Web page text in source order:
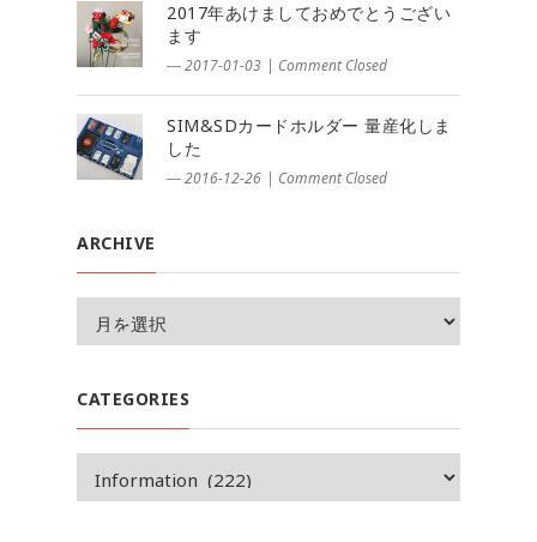
2017年あけましておめでとうござい
ます
― 2017-01-03 | Comment Closed
SIM&SDカードホルダー 量産化しま
した
― 2016-12-26 | Comment Closed
ARCHIVE
CATEGORIES